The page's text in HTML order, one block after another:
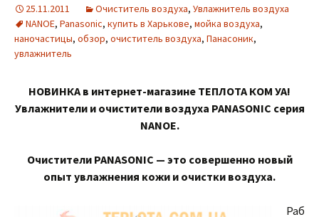
25.11.2011 Очиститель воздуха, Увлажнитель воздуха
NANOE, Panasonic, купить в Харькове, мойка воздуха,
наночастицы, обзор, очиститель воздуха, Панасоник,
увлажнитель
НОВИНКА в интернет-магазине ТЕПЛОТА КОМ УА!
Увлажнители и очистители воздуха PANASONIC серия
NANOE.
Очистители PANASONIC — это совершенно новый
опыт увлажнения кожи и очистки воздуха.
Раб